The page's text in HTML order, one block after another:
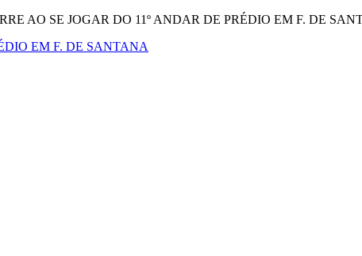
AO SE JOGAR DO 11º ANDAR DE PRÉDIO EM F. DE
EM F. DE SANTANA